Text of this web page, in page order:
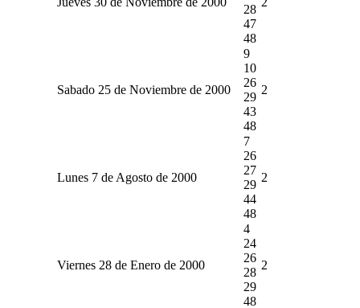
28
47
48
Sabado 25 de Noviembre de 2000
9
10
26
29
43
48
2
Lunes 7 de Agosto de 2000
7
26
27
29
44
48
2
Viernes 28 de Enero de 2000
4
24
26
28
29
48
2